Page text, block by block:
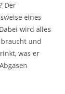
Der
eines
wird alles
braucht und
was er